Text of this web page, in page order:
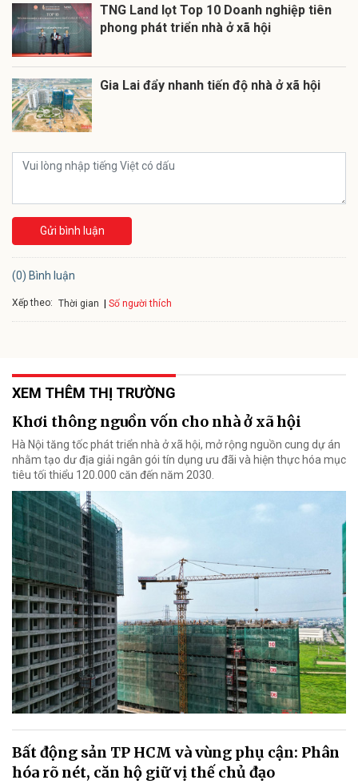
TNG Land lọt Top 10 Doanh nghiệp tiên
phong phát triển nhà ở xã hội
Gia Lai đẩy nhanh tiến độ nhà ở xã hội
Gửi bình luận
(0) Bình luận
Xếp theo: Thời gian Số người thích
XEM THÊM THỊ TRƯỜNG
Khơi thông nguồn vốn cho nhà ở xã hội
Hà Nội tăng tốc phát triển nhà ở xã hội, mở rộng nguồn cung dự án
nhằm tạo dư địa giải ngân gói tín dụng ưu đãi và hiện thực hóa mục
tiêu tối thiểu 120.000 căn đến năm 2030.
Bất động sản TP HCM và vùng phụ cận: Phân
hóa rõ nét, căn hộ giữ vị thế chủ đạo